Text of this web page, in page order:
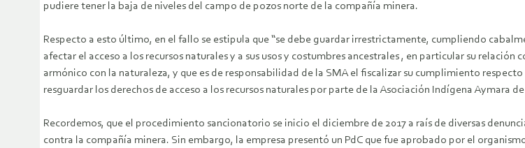
pudiere tener la baja de niveles del campo de pozos norte de la compañía minera.
Respecto a esto último, en el fallo se estipula que “se debe guardar irrestrictamente, cumpliendo
afectar el acceso a los recursos naturales y a sus usos y costumbres ancestrales , en particular su
armónico con la naturaleza, y que es de responsabilidad de la SMA el fiscalizar su cumplimiento
resguardar los derechos de acceso a los recursos naturales por parte de la Asociación Indígena Aymara de
Recordemos, que el procedimiento sancionatorio se inicio el diciembre de 2017 a raís de diversas
contra la compañía minera. Sin embargo, la empresa presentó un PdC que fue aprobado por el